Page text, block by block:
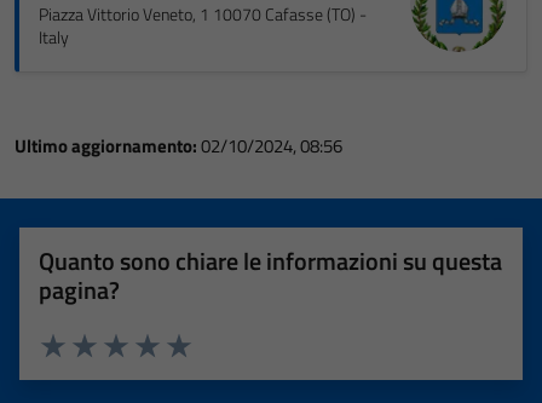
Piazza Vittorio Veneto, 1 10070 Cafasse (TO) -
Italy
Ultimo aggiornamento:02/10/2024, 08:56
Quanto sono chiare le informazioni su questa
pagina?
Valuta 5 stelle su 5
Valuta 4 stelle su 5
Valuta 3 stelle su 5
Valuta 2 stelle su 5
Valuta 1 stelle su 5